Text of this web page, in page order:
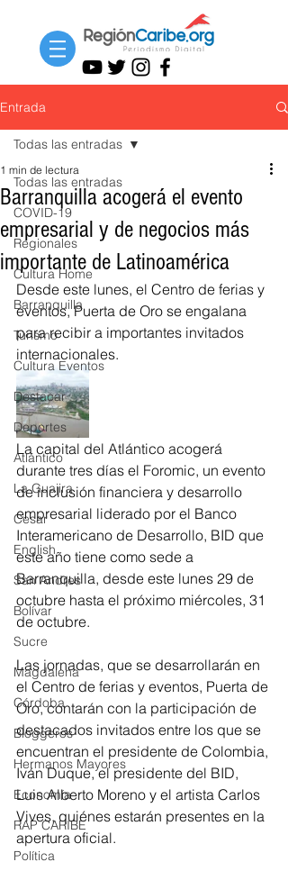
Entrada
Todas las entradas
COVID-19
Regionales
Cultura Home
Barranquilla
Turismo
Cultura Eventos
Destacar
Deportes
Atlántico
La Guajira
Cesar
English
San Andres
Bolívar
Sucre
Magdalena
Córdoba
Bloggeros
Hermanos Mayores
Economía
RAP CARIBE
Política
Todas las entradas
Barranquilla acogerá el evento
empresarial y de negocios más
importante de Latinoamérica
1 min de lectura
Desde este lunes, el Centro de ferias y
eventos, Puerta de Oro se engalana
para recibir a importantes invitados
internacionales.
La capital del Atlántico acogerá
durante tres días el Foromic, un evento
de inclusión financiera y desarrollo
empresarial liderado por el Banco
Interamericano de Desarrollo, BID que
este año tiene como sede a
Barranquilla, desde este lunes 29 de
octubre hasta el próximo miércoles, 31
de octubre.
Las jornadas, que se desarrollarán en
el Centro de ferias y eventos, Puerta de
Oro, contarán con la participación de
destacados invitados entre los que se
encuentran el presidente de Colombia,
Iván Duque, el presidente del BID,
Luis Alberto Moreno y el artista Carlos
Vives, quiénes estarán presentes en la
apertura oficial.